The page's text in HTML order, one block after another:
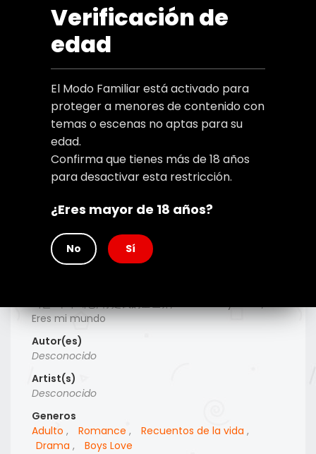
Verificación de
edad
El Modo Familiar está activado para
proteger a menores de contenido con
temas o escenas no aptas para su
edad.
Confirma que tienes más de 18 años
para desactivar esta restricción.
¿Eres mayor de 18 años?
No Sí
Type
Manhwa
너는 나의 세상, 你是我的全世界, You are my world,
Eres mi mundo
Autor(es)
Desconocido
Artist(s)
Desconocido
Generos
Adulto , Romance , Recuentos de la vida ,
Drama ,
Boys Love